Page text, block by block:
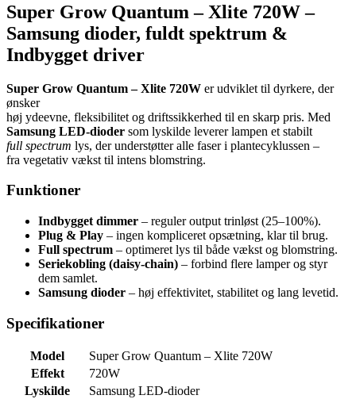
Super Grow Quantum – Xlite 720W –
Samsung dioder, fuldt spektrum &
Indbygget driver
Super Grow Quantum – Xlite 720W er udviklet til dyrkere, der
ønsker
høj ydeevne, fleksibilitet og driftssikkerhed til en skarp pris. Med
Samsung LED-dioder som lyskilde leverer lampen et stabilt
full spectrum lys, der understøtter alle faser i plantecyklussen –
fra vegetativ vækst til intens blomstring.
Funktioner
Indbygget dimmer – reguler output trinløst (25–100%).
Plug & Play – ingen kompliceret opsætning, klar til brug.
Full spectrum – optimeret lys til både vækst og blomstring.
Seriekobling (daisy-chain) – forbind flere lamper og styr
dem samlet.
Samsung dioder – høj effektivitet, stabilitet og lang levetid.
Specifikationer
Model
Super Grow Quantum – Xlite 720W
Effekt
720W
Lyskilde
Samsung LED-dioder